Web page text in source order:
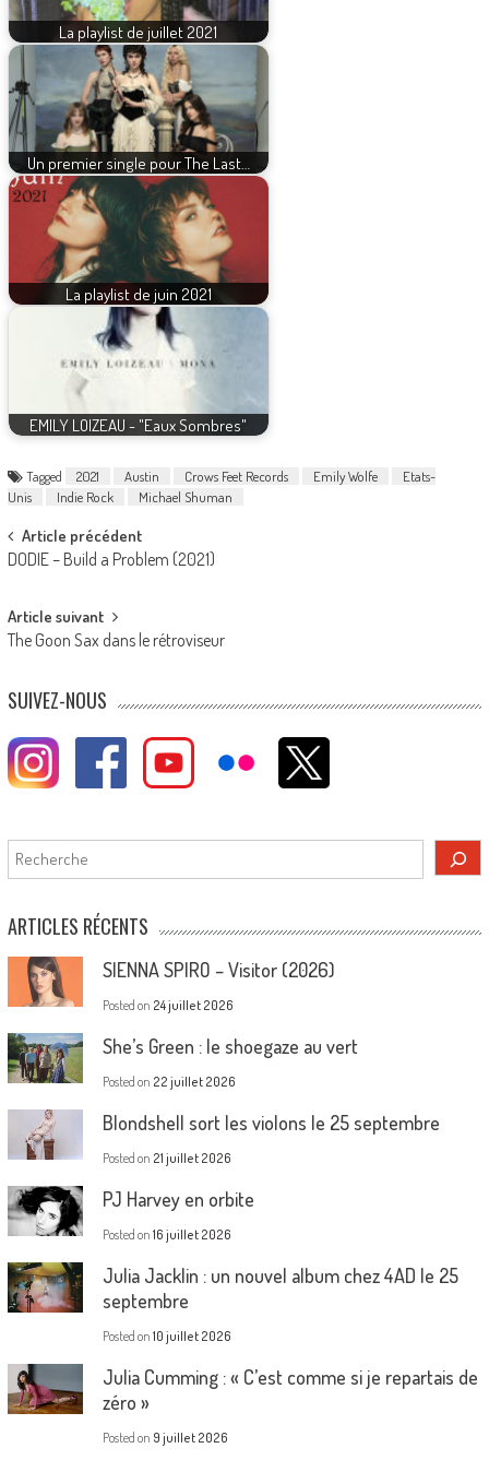
La playlist de juillet 2021
Un premier single pour The Last…
La playlist de juin 2021
EMILY LOIZEAU - "Eaux Sombres"
Tagged 2021 Austin Crows Feet Records Emily Wolfe
Etats-
Unis
Indie Rock Michael Shuman
Post
navigation
Article précédent
DODIE – Build a Problem (2021)
Article suivant
The Goon Sax dans le rétroviseur
SUIVEZ-NOUS
Rechercher
ARTICLES RÉCENTS
SIENNA SPIRO – Visitor (2026)
Posted on 24 juillet 2026
She’s Green : le shoegaze au vert
Posted on 22 juillet 2026
Blondshell sort les violons le 25 septembre
Posted on 21 juillet 2026
PJ Harvey en orbite
Posted on 16 juillet 2026
Julia Jacklin : un nouvel album chez 4AD le 25
septembre
Posted on 10 juillet 2026
Julia Cumming : « C’est comme si je repartais de
zéro »
Posted on 9 juillet 2026